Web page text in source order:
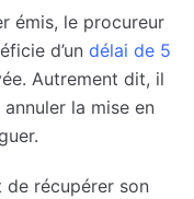
émis, le procureur
d’un délai de 5
Autrement dit, il
la mise en
récupérer son